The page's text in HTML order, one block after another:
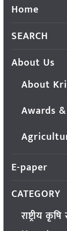
Home
SEARCH
About Us
About
Awards
E-paper
CATEGORY
राष्ट्रीय